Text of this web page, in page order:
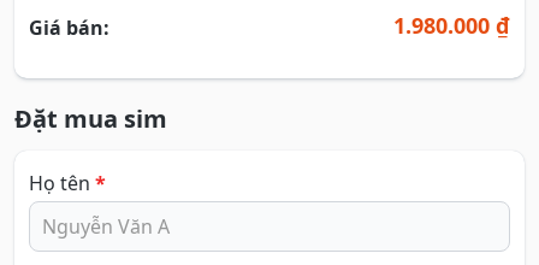
Giá bán: 1.980.000 ₫
Đặt mua sim
Họ tên *